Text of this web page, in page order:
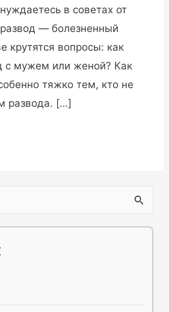
в советах от
— болезненный
крутятся вопросы: как
с мужем или женой? Как
тяжко тем, кто не
развода. […]